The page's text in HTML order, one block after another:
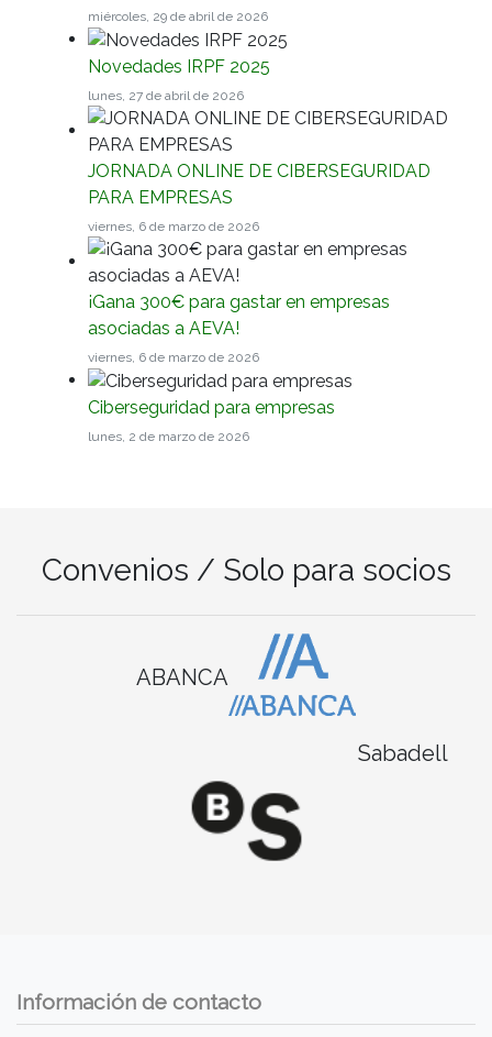
miércoles, 29 de abril de 2026
Novedades IRPF 2025
lunes, 27 de abril de 2026
JORNADA ONLINE DE CIBERSEGURIDAD
PARA EMPRESAS
viernes, 6 de marzo de 2026
¡Gana 300€ para gastar en empresas
asociadas a AEVA!
viernes, 6 de marzo de 2026
Ciberseguridad para empresas
lunes, 2 de marzo de 2026
Convenios / Solo para socios
ABANCA
Sabadell
Información de contacto